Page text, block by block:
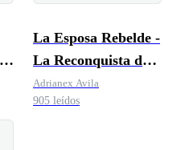
La Esposa Rebelde -
La Reconquista del
Ex Marido
Adrianex Avila
905 leídos